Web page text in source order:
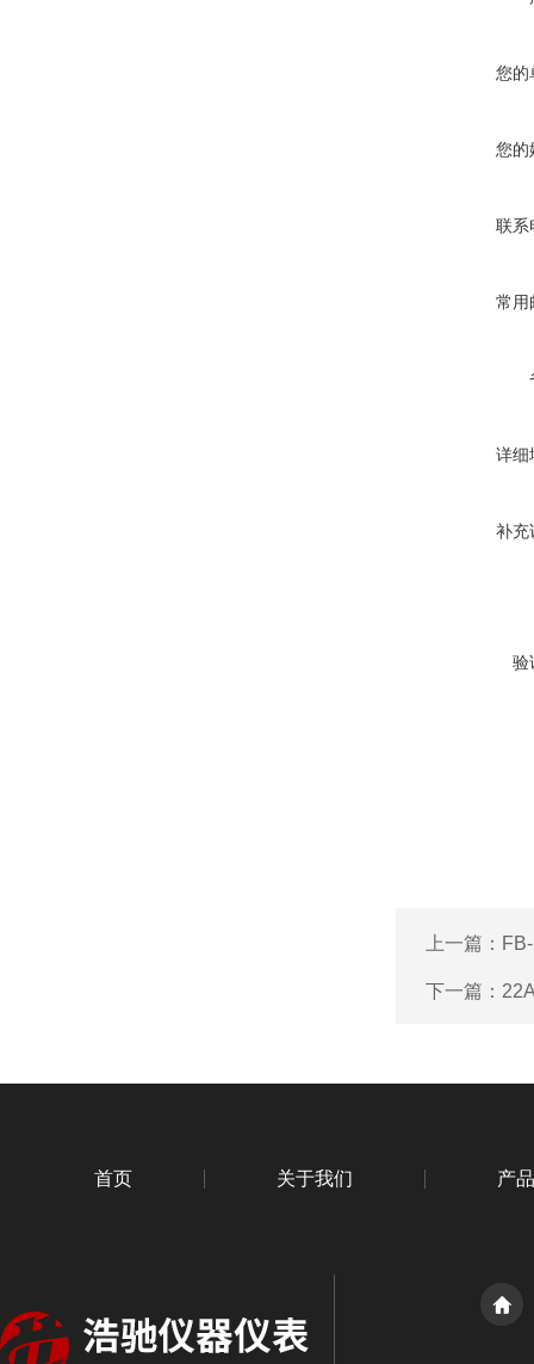
您的
您的
联系
常用
详细
补充
验
上一篇：
下一篇：
首页 关于我们 产